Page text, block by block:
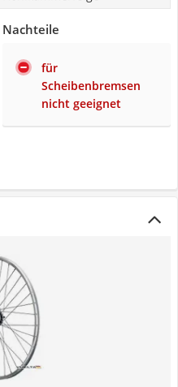
Nachteile
für
Scheibenbremsen
nicht geeignet